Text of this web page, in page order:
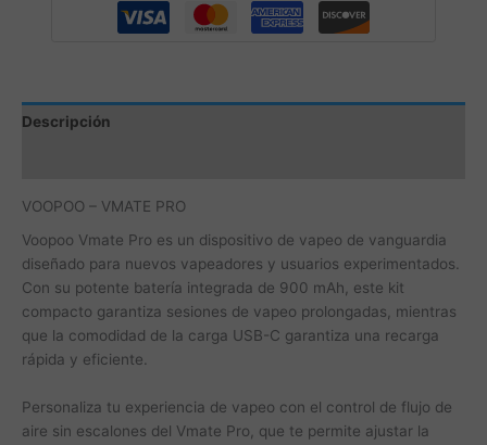
Descripción
VOOPOO – VMATE PRO
Voopoo Vmate Pro es un dispositivo de vapeo de vanguardia
diseñado para nuevos vapeadores y usuarios experimentados.
Con su potente batería integrada de 900 mAh, este kit
compacto garantiza sesiones de vapeo prolongadas, mientras
que la comodidad de la carga USB-C garantiza una recarga
rápida y eficiente.
Personaliza tu experiencia de vapeo con el control de flujo de
aire sin escalones del Vmate Pro, que te permite ajustar la